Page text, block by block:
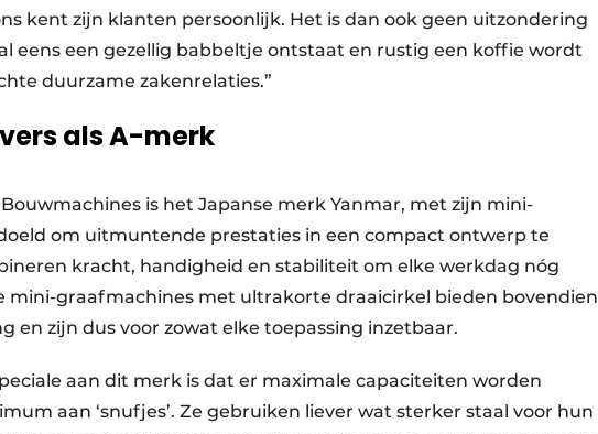
kent zijn klanten persoonlijk. Het is dan ook geen uitzondering
eens een gezellig babbeltje ontstaat en rustig een koffie wordt
duurzame zakenrelaties.”
als A-merk
is het Japanse merk Yanmar, met zijn mini-
om uitmuntende prestaties in een compact ontwerp te
kracht, handigheid en stabiliteit om elke werkdag nóg
mini-graafmachines met ultrakorte draaicirkel bieden bovendien
en zijn dus voor zowat elke toepassing inzetbaar.
aan dit merk is dat er maximale capaciteiten worden
aan ‘snufjes’. Ze gebruiken liever wat sterker staal voor hun